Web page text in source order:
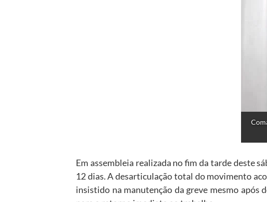
Em assembleia realizada no fim da tarde deste
12 dias. A desarticulação total do movimento
insistido na manutenção da greve mesmo após